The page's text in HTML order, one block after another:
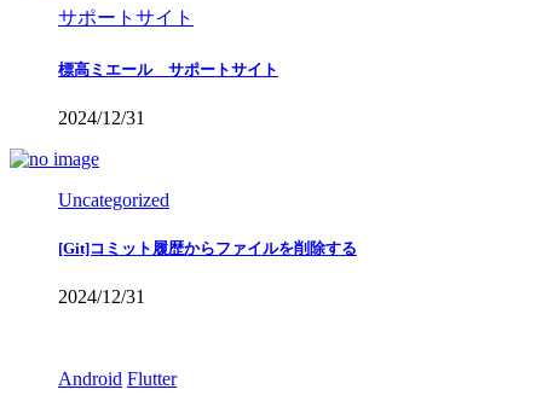
サポートサイト
標高ミエール サポートサイト
2024/12/31
Uncategorized
[Git]コミット履歴からファイルを削除する
2024/12/31
Android Flutter